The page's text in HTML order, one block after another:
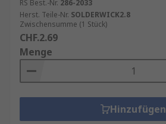
RS Best.-Nr. 286-2033
Herst. Teile-Nr. SOLDERWICK2.8
Zwischensumme (1 Stück)
CHF.2.69
Menge
Hinzufügen